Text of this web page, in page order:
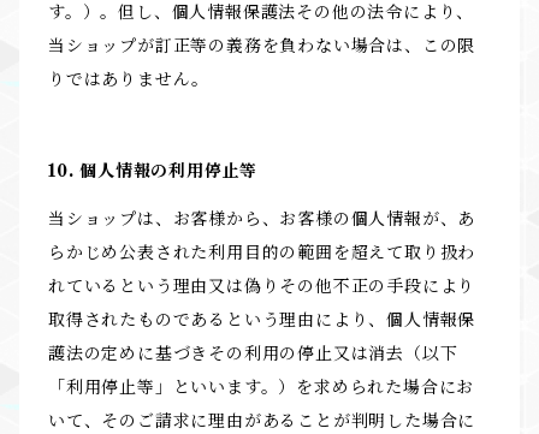
す。）。但し、個人情報保護法その他の法令により、
当ショップが訂正等の義務を負わない場合は、この限
りではありません。
10. 個人情報の利用停止等
当ショップは、お客様から、お客様の個人情報が、あ
らかじめ公表された利用目的の範囲を超えて取り扱わ
れているという理由又は偽りその他不正の手段により
取得されたものであるという理由により、個人情報保
護法の定めに基づきその利用の停止又は消去（以下
「利用停止等」といいます。）を求められた場合にお
いて、そのご請求に理由があることが判明した場合に